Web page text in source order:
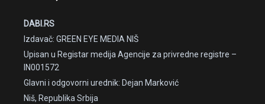
DABI.RS
Izdavač: GREEN EYE MEDIA NIŠ
Upisan u Registar medija Agencije za privredne registre –
IN001572
Glavni i odgovorni urednik: Dejan Marković
Niš, Republika Srbija